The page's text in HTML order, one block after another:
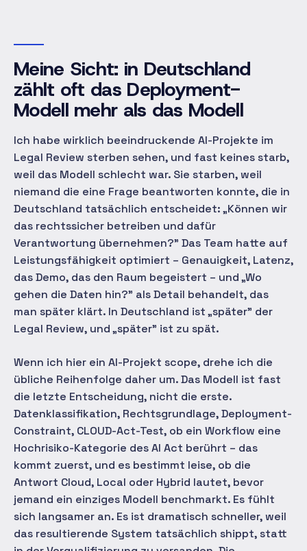
Meine Sicht: in Deutschland
zählt oft das Deployment-
Modell mehr als das Modell
Ich habe wirklich beeindruckende AI-Projekte im
Legal Review sterben sehen, und fast keines starb,
weil das Modell schlecht war. Sie starben, weil
niemand die eine Frage beantworten konnte, die in
Deutschland tatsächlich entscheidet: „Können wir
das rechtssicher betreiben und dafür
Verantwortung übernehmen?" Das Team hatte auf
Leistungsfähigkeit optimiert – Genauigkeit, Latenz,
das Demo, das den Raum begeistert – und „Wo
gehen die Daten hin?" als Detail behandelt, das
man später klärt. In Deutschland ist „später" der
Legal Review, und „später" ist zu spät.
Wenn ich hier ein AI-Projekt scope, drehe ich die
übliche Reihenfolge daher um. Das Modell ist fast
die letzte Entscheidung, nicht die erste.
Datenklassifikation, Rechtsgrundlage, Deployment-
Constraint, CLOUD-Act-Test, ob ein Workflow eine
Hochrisiko-Kategorie des AI Act berührt – das
kommt zuerst, und es bestimmt leise, ob die
Antwort Cloud, Local oder Hybrid lautet, bevor
jemand ein einziges Modell benchmarkt. Es fühlt
sich langsamer an. Es ist dramatisch schneller, weil
das resultierende System tatsächlich shippt, statt